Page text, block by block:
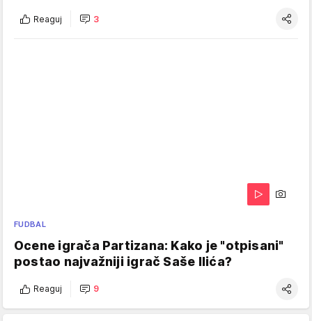
Reaguj 3
FUDBAL
Ocene igrača Partizana: Kako je "otpisani"
postao najvažniji igrač Saše Ilića?
Reaguj 9